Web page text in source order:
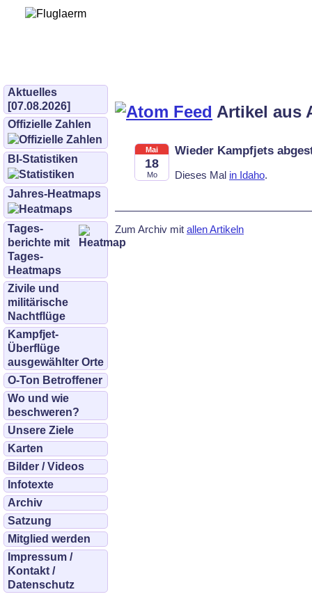
Aktuelles
[07.08.2026]
Offizielle Zahlen
BI-Statistiken
Jahres-Heatmaps
Tages­
berichte mit
Tages-
Heatmaps
Zivile und
militärische
Nachtflüge
Kampfjet-
Überflüge
ausgewählter Orte
O-Ton Betroffener
Wo und wie
beschweren?
Unsere Ziele
Karten
Bilder / Videos
Infotexte
Archiv
Satzung
Mitglied werden
Impressum /
Kontakt /
Datenschutz
Artikel aus
Mai
18
Mo
Wieder Kampfjets
Dieses Mal in Idaho.
Zum Archiv mit allen Artikeln